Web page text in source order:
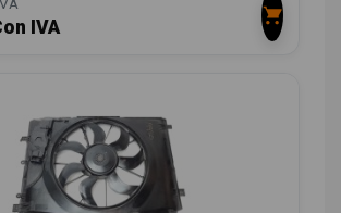
IVA